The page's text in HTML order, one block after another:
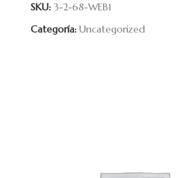
SKU: 3-2-68-WEB1
Categoría: Uncategorized